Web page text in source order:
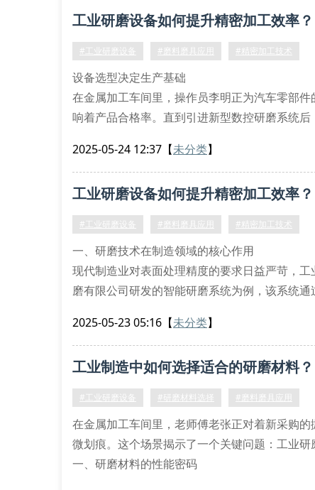
工业研磨设备如何提升精密加工效率？
#工业研磨设备 #磨料磨具应用 #精密加工技术
设备选型决定生产基础
在金属加工车间里，操作员李明正为汽车零部
响着产品合格率。直到引进新型数控研磨系统
核心技术参数解析
主轴转速波动直接影响磨料磨具的切削效果。
面加工。某航
2025-05-24 12:37 【未分类】
工业研磨设备如何提升精密加工效率？
#工业研磨设备 #磨料磨具应用 #精密加工技术
一、研磨技术在制造领域的核心作用
现代制造业对表面处理精度的要求日益严苛，
磨有限公司研发的智能研磨系统为例，该系统
二、设备选型的五大技术指标
在选择工业级研磨设备时，建议重点考察主轴
2025-05-23 05:16 【未分类】
工业制造中如何选择适合的研磨材料？
#工业研磨设备 #研磨材料选择 #磨料磨具应用
在金属加工车间里，老师傅老张正对着新采购
微划痕。这个场景揭示了一个关键问题：工业
一、研磨材料的性能密码